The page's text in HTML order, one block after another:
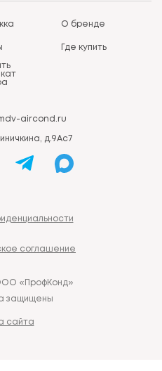
О бренде
Где купить
aircond.ru
д.9Ас7
соглашение
«ПрофКонд»
защищены
сайта